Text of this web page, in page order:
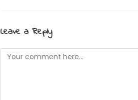
Leave a Reply